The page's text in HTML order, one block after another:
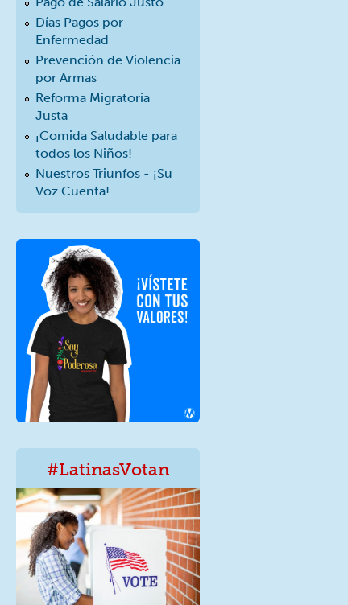
Días Pagos por
Enfermedad
Prevención de Violencia
por Armas
Reforma Migratoria
Justa
¡Comida Saludable para
todos los Niños!
Nuestros Triunfos - ¡Su
Voz Cuenta!
#LatinasVotan
LatinxVotan.png